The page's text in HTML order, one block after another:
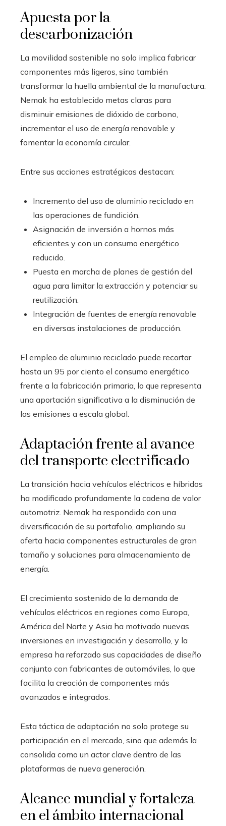
Apuesta por la
descarbonización
La movilidad sostenible no solo implica fabricar
componentes más ligeros, sino también
transformar la huella ambiental de la manufactura.
Nemak ha establecido metas claras para
disminuir emisiones de dióxido de carbono,
incrementar el uso de energía renovable y
fomentar la economía circular.
Entre sus acciones estratégicas destacan:
Incremento del uso de aluminio reciclado en
las operaciones de fundición.
Asignación de inversión a hornos más
eficientes y con un consumo energético
reducido.
Puesta en marcha de planes de gestión del
agua para limitar la extracción y potenciar su
reutilización.
Integración de fuentes de energía renovable
en diversas instalaciones de producción.
El empleo de aluminio reciclado puede recortar
hasta un 95 por ciento el consumo energético
frente a la fabricación primaria, lo que representa
una aportación significativa a la disminución de
las emisiones a escala global.
Adaptación frente al avance
del transporte electrificado
La transición hacia vehículos eléctricos e híbridos
ha modificado profundamente la cadena de valor
automotriz. Nemak ha respondido con una
diversificación de su portafolio, ampliando su
oferta hacia componentes estructurales de gran
tamaño y soluciones para almacenamiento de
energía.
El crecimiento sostenido de la demanda de
vehículos eléctricos en regiones como Europa,
América del Norte y Asia ha motivado nuevas
inversiones en investigación y desarrollo, y la
empresa ha reforzado sus capacidades de diseño
conjunto con fabricantes de automóviles, lo que
facilita la creación de componentes más
avanzados e integrados.
Esta táctica de adaptación no solo protege su
participación en el mercado, sino que además la
consolida como un actor clave dentro de las
plataformas de nueva generación.
Alcance mundial y fortaleza
en el ámbito internacional